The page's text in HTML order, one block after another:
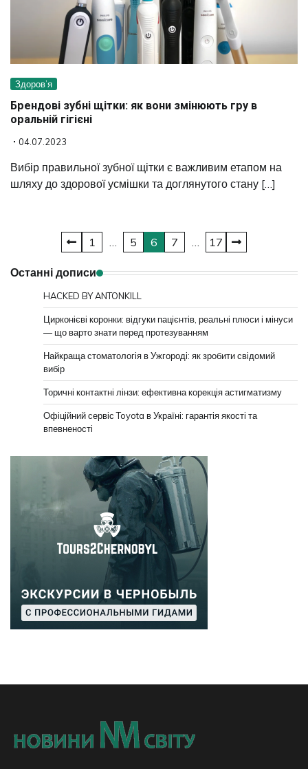
Здоров’я
Брендові зубні щітки: як вони змінюють гру в
оральній гігієні
04.07.2023
Вибір правильної зубної щітки є важливим етапом на
шляху до здорової усмішки та доглянутого стану […]
Пагінація
записів
1 … 5 6 7 … 17
Останні дописи
HACKED BY ANTONKILL
Цирконієві коронки: відгуки пацієнтів, реальні плюси і мінуси
— що варто знати перед протезуванням
Найкраща стоматологія в Ужгороді: як зробити свідомий
вибір
Торичні контактні лінзи: ефективна корекція астигматизму
Офіційний сервіс Toyota в Україні: гарантія якості та
впевненості